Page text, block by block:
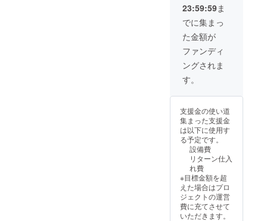
23:59:59ま
でに集まっ
た金額が
ファンディ
ングされま
す。
支援金の使い道
集まった支援金
は以下に使用す
る予定です。
設備費
リターン仕入
れ費
※目標金額を超
えた場合はプロ
ジェクトの運営
費に充てさせて
いただきます。